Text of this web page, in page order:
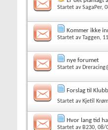
Startet avSagaPer,
Kommer ikke
Startet avTaggen,
nye forumet
Startet av
Forslag til
Startet av Kjetil
Hvor lang tid
Startet av B230, 08/